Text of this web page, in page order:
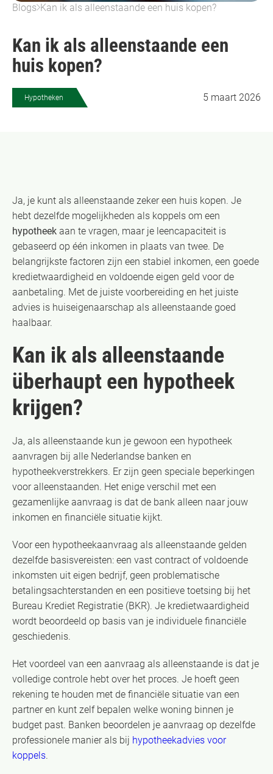
Blogs Kan ik als alleenstaande een huis kopen?
Kan ik als alleenstaande een
huis kopen?
Hypotheken 5 maart 2026
Ja, je kunt als alleenstaande zeker een huis kopen. Je
hebt dezelfde mogelijkheden als koppels om een
hypotheek aan te vragen, maar je leencapaciteit is
gebaseerd op één inkomen in plaats van twee. De
belangrijkste factoren zijn een stabiel inkomen, een goede
kredietwaardigheid en voldoende eigen geld voor de
aanbetaling. Met de juiste voorbereiding en het juiste
advies is huiseigenaarschap als alleenstaande goed
haalbaar.
Kan ik als alleenstaande
überhaupt een hypotheek
krijgen?
Ja, als alleenstaande kun je gewoon een hypotheek
aanvragen bij alle Nederlandse banken en
hypotheekverstrekkers. Er zijn geen speciale beperkingen
voor alleenstaanden. Het enige verschil met een
gezamenlijke aanvraag is dat de bank alleen naar jouw
inkomen en financiële situatie kijkt.
Voor een hypotheekaanvraag als alleenstaande gelden
dezelfde basisvereisten: een vast contract of voldoende
inkomsten uit eigen bedrijf, geen problematische
betalingsachterstanden en een positieve toetsing bij het
Bureau Krediet Registratie (BKR). Je kredietwaardigheid
wordt beoordeeld op basis van je individuele financiële
geschiedenis.
Het voordeel van een aanvraag als alleenstaande is dat je
volledige controle hebt over het proces. Je hoeft geen
rekening te houden met de financiële situatie van een
partner en kunt zelf bepalen welke woning binnen je
budget past. Banken beoordelen je aanvraag op dezelfde
professionele manier als bij hypotheekadvies voor
koppels.